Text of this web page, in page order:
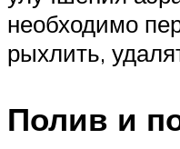
необходимо
рыхлить,
Полив и